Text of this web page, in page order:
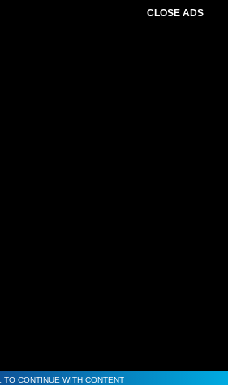
CLOSE ADS
TO CONTINUE WITH CONTENT